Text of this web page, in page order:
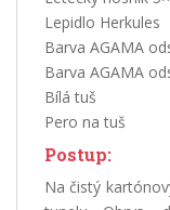
Lepidlo Herkules
Barva AGAMA
Barva AGAMA
Bílá tuš
Pero na tuš
Postup:
Na čistý